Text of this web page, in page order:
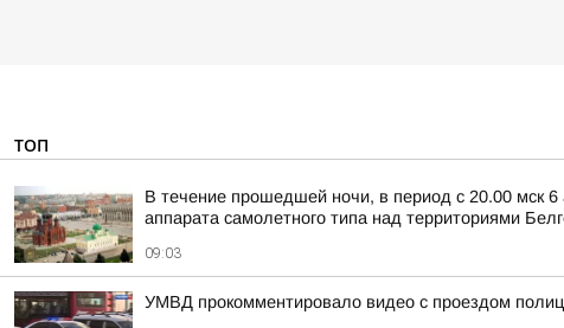
ТОП
В течение прошедшей ночи, в период с 20.00 мск
аппарата самолетного типа над территориями
09:03
УМВД прокомментировало видео с проездом